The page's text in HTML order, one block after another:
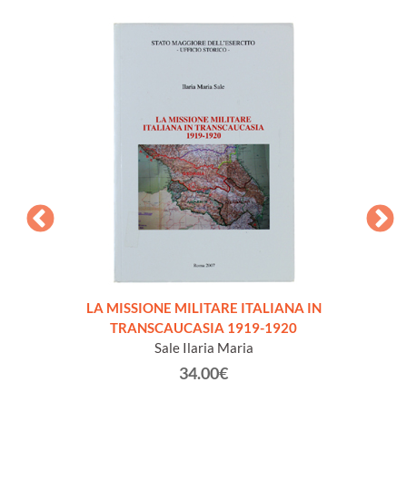
LA MISSIONE MILITARE ITALIANA IN
TRANSCAUCASIA 1919-1920
Sale Ilaria Maria
34.00€